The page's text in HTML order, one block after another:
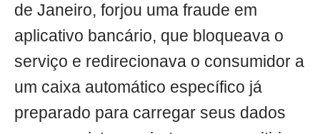
de Janeiro, forjou uma fraude em
aplicativo bancário, que bloqueava o
serviço e redirecionava o consumidor a
um caixa automático específico já
preparado para carregar seus dados